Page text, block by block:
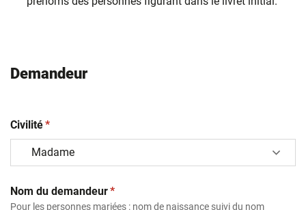
Demandeur
Civilité(obligatoire)
*
Nom du demandeur(obligatoire)
*
Pour les personnes mariées : nom de naissance suivi du nom